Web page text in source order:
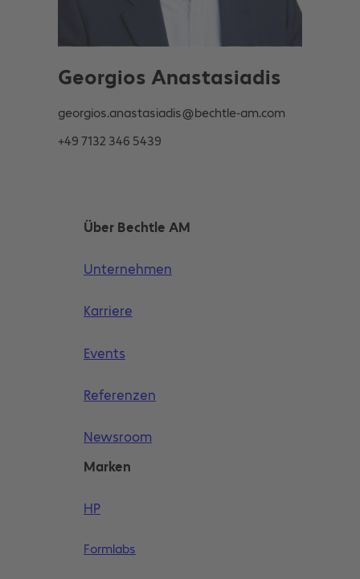
Georgios Anastasiadis
georgios.anastasiadis@bechtle-am.com
+49 7132 346 5439
Über Bechtle AM
Unternehmen
Karriere
Events
Referenzen
Newsroom
Marken
HP
Formlabs